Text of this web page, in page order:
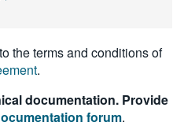
the terms and conditions of
.
documentation. Provide
forum.